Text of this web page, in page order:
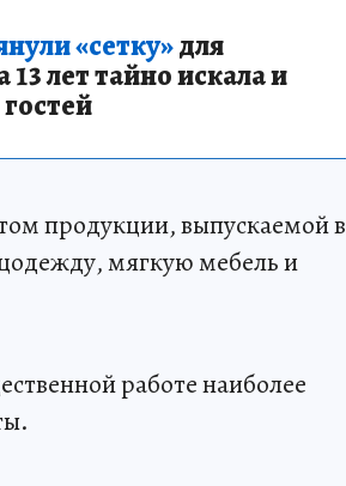
«сетку»для
лет тайно искала и
продукции, выпускаемой в
мягкую мебель и
работе наиболее